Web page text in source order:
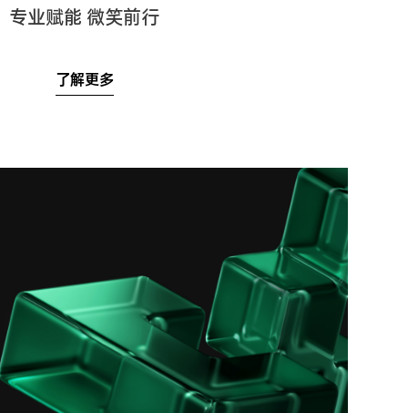
专业赋能 微笑前行
了解更多